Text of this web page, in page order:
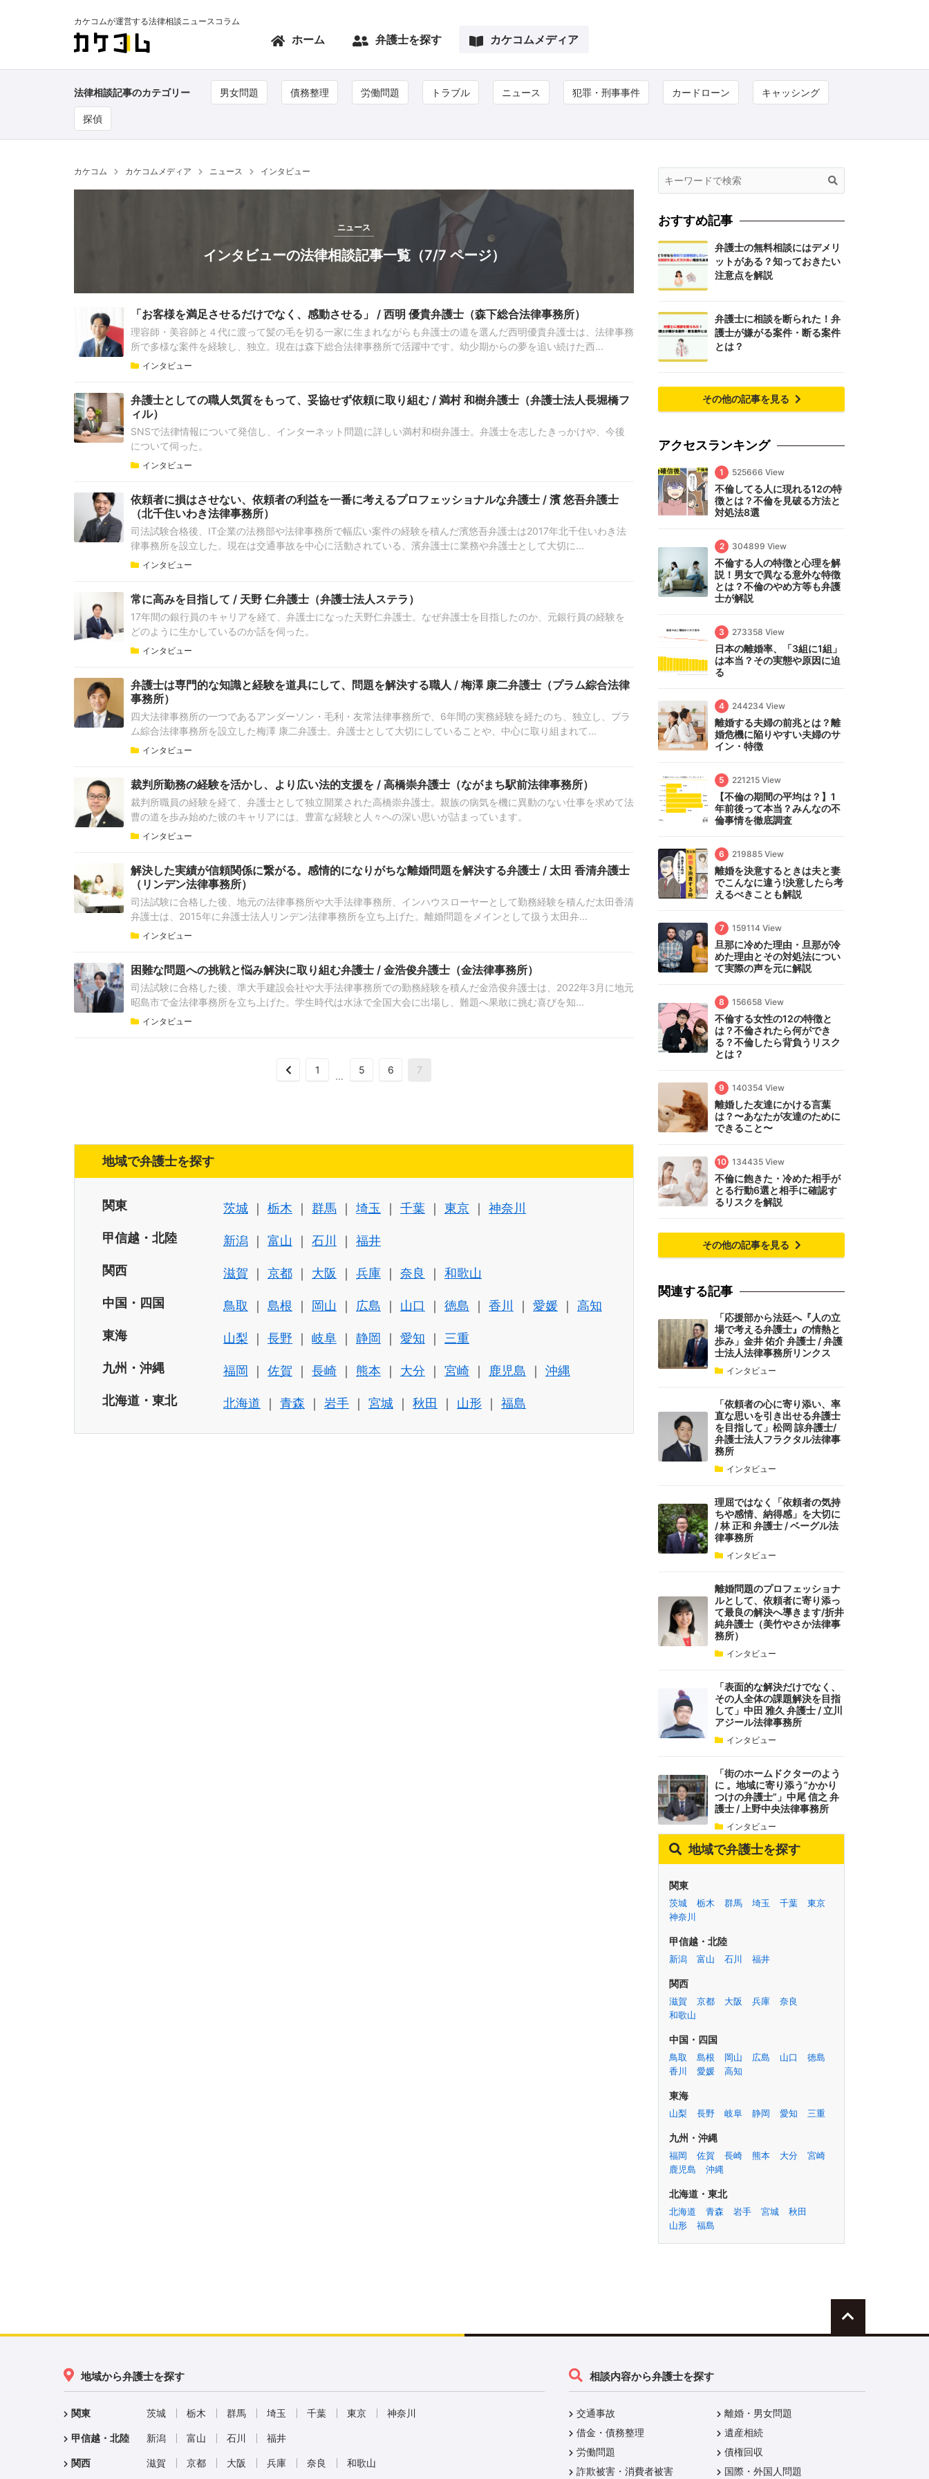
カケコムが運営する法律相談ニュースコラム
ホーム 弁護士を探す カケコムメディア
法律相談記事のカテゴリー 男女問題 債務整理 労働問題 トラブル ニュース 犯罪・刑事事件 カードローン キャッシング
探偵
カケコム カケコムメディア ニュース インタビュー
ニュース
インタビューの法律相談記事一覧（7/7 ページ）
「お客様を満足させるだけでなく、感動させる」 / 西明 優貴弁護士（森下総合法律事務所）
理容師・美容師と４代に渡って髪の毛を切る一家に生まれながらも弁護士の道を選んだ西明優貴弁護士は、法律事務
所で多様な案件を経験し、独立。現在は森下総合法律事務所で活躍中です。幼少期からの夢を追い続けた西...
インタビュー
弁護士としての職人気質をもって、妥協せず依頼に取り組む / 満村 和樹弁護士（弁護士法人長堀橋フ
ィル）
SNSで法律情報について発信し、インターネット問題に詳しい満村和樹弁護士。弁護士を志したきっかけや、今後
について伺った。
インタビュー
依頼者に損はさせない、依頼者の利益を一番に考えるプロフェッショナルな弁護士 / 濱 悠吾弁護士
（北千住いわき法律事務所）
司法試験合格後、IT企業の法務部や法律事務所で幅広い案件の経験を積んだ濱悠吾弁護士は2017年北千住いわき法
律事務所を設立した。現在は交通事故を中心に活動されている、濱弁護士に業務や弁護士として大切に...
インタビュー
常に高みを目指して / 天野 仁弁護士（弁護士法人ステラ）
17年間の銀行員のキャリアを経て、弁護士になった天野仁弁護士。なぜ弁護士を目指したのか、元銀行員の経験を
どのように生かしているのか話を伺った。
インタビュー
弁護士は専門的な知識と経験を道具にして、問題を解決する職人 / 梅澤 康二弁護士（プラム綜合法律
事務所）
四大法律事務所の一つであるアンダーソン・毛利・友常法律事務所で、6年間の実務経験を経たのち、独立し、プラ
ム綜合法律事務所を設立した梅澤 康二弁護士。弁護士として大切にしていることや、中心に取り組まれて...
インタビュー
裁判所勤務の経験を活かし、より広い法的支援を / 高橋崇弁護士（ながまち駅前法律事務所）
裁判所職員の経験を経て、弁護士として独立開業された高橋崇弁護士。親族の病気を機に異動のない仕事を求めて法
曹の道を歩み始めた彼のキャリアには、豊富な経験と人々への深い思いが詰まっています。
インタビュー
解決した実績が信頼関係に繋がる。感情的になりがちな離婚問題を解決する弁護士 / 太田 香清弁護士
（リンデン法律事務所）
司法試験に合格した後、地元の法律事務所や大手法律事務所、インハウスローヤーとして勤務経験を積んだ太田香清
弁護士は、2015年に弁護士法人リンデン法律事務所を立ち上げた。離婚問題をメインとして扱う太田弁...
インタビュー
困難な問題への挑戦と悩み解決に取り組む弁護士 / 金浩俊弁護士（金法律事務所）
司法試験に合格した後、準大手建設会社や大手法律事務所での勤務経験を積んだ金浩俊弁護士は、2022年3月に地元
昭島市で金法律事務所を立ち上げた。学生時代は水泳で全国大会に出場し、難題へ果敢に挑む喜びを知...
インタビュー
1
...
5 6 7
地域で弁護士を探す
関東 茨城 栃木 群馬 埼玉 千葉 東京 神奈川
甲信越・北陸 新潟 富山 石川 福井
関西 滋賀 京都 大阪 兵庫 奈良 和歌山
中国・四国 鳥取 島根 岡山 広島 山口 徳島 香川 愛媛 高知
東海 山梨 長野 岐阜 静岡 愛知 三重
九州・沖縄 福岡 佐賀 長崎 熊本 大分 宮崎 鹿児島 沖縄
北海道・東北 北海道 青森 岩手 宮城 秋田 山形 福島
おすすめ記事
弁護士の無料相談にはデメリ
ットがある？知っておきたい
注意点を解説
弁護士に相談を断られた！弁
護士が嫌がる案件・断る案件
とは？
その他の記事を見る
アクセスランキング
1 525666 View
不倫してる人に現れる12の特
徴とは？不倫を見破る方法と
対処法8選
2 304899 View
不倫する人の特徴と心理を解
説！男女で異なる意外な特徴
とは？不倫のやめ方等も弁護
士が解説
3 273358 View
日本の離婚率、「3組に1組」
は本当？その実態や原因に迫
る
4 244234 View
離婚する夫婦の前兆とは？離
婚危機に陥りやすい夫婦のサ
イン・特徴
5 221215 View
【不倫の期間の平均は？】1
年前後って本当？みんなの不
倫事情を徹底調査
6 219885 View
離婚を決意するときは夫と妻
でこんなに違う!決意したら考
えるべきことも解説
7 159114 View
旦那に冷めた理由・旦那が冷
めた理由とその対処法につい
て実際の声を元に解説
8 156658 View
不倫する女性の12の特徴と
は？不倫されたら何ができ
る？不倫したら背負うリスク
とは？
9 140354 View
離婚した友達にかける言葉
は？〜あなたが友達のために
できること〜
10 134435 View
不倫に飽きた・冷めた相手が
とる行動6選と相手に確認す
るリスクを解説
その他の記事を見る
関連する記事
「応援部から法廷へ『人の立
場で考える弁護士』の情熱と
歩み」金井 佑介 弁護士 / 弁護
士法人法律事務所リンクス
インタビュー
「依頼者の心に寄り添い、率
直な思いを引き出せる弁護士
を目指して」松岡 諒弁護士/
弁護士法人フラクタル法律事
務所
インタビュー
理屈ではなく「依頼者の気持
ちや感情、納得感」を大切に
/ 林 正和 弁護士 / ベーグル法
律事務所
インタビュー
離婚問題のプロフェッショナ
ルとして、依頼者に寄り添っ
て最良の解決へ導きます/折井
純弁護士（美竹やさか法律事
務所）
インタビュー
「表面的な解決だけでなく、
その人全体の課題解決を目指
して」中田 雅久 弁護士 / 立川
アジール法律事務所
インタビュー
「街のホームドクターのよう
に 。地域に寄り添う”かかり
つけの弁護士”」中尾 信之 弁
護士 / 上野中央法律事務所
インタビュー
スペシャリストでありつつも
大森 景一 弁護士 / 大森総合法
インタビュー
ます。/菊川 一将弁護士（弁
多種多様な分野に対応可能！
（プロスペクト法律事務所）
趣味も仕事に活かす。弁護士
としての強みは、明るく前向
きな『楽観的』な性格/石井逸
郎弁護士（ウェール法律事務
所）
地域で弁護士を探す
関東
茨城 栃木 群馬 埼玉 千葉
東京
神奈川
甲信越・北陸
新潟 富山 石川 福井
関西
滋賀 京都 大阪 兵庫
奈良
和歌山
中国・四国
鳥取 島根 岡山 広島 山口
徳島
香川
愛媛 高知
東海
山梨 長野 岐阜 静岡 愛知 三重
九州・沖縄
福岡 佐賀 長崎 熊本 大分
宮崎
鹿児島
沖縄
北海道・東北
北海道 青森 岩手 宮城
秋田
山形
福島
地域から弁護士を探す
関東 茨城 栃木 群馬 埼玉 千葉 東京 神奈川
甲信越・北陸 新潟 富山 石川 福井
関西 滋賀 京都 大阪 兵庫 奈良 和歌山
相談内容から弁護士を探す
交通事故
離婚・男女問題
借金・債務整理
遺産相続
労働問題
債権回収
詐欺被害・消費者被害
国際・外国人問題